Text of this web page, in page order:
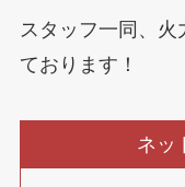
スタッフ一同、
ております！
ネッ